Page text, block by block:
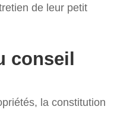
de leur petit
conseil
la constitution